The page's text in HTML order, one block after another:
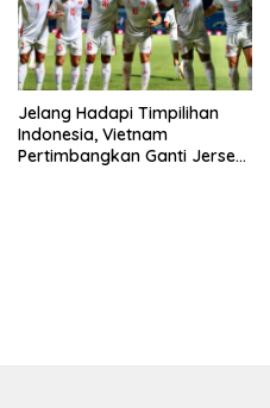
Jelang Hadapi Timpilihan
Indonesia, Vietnam
Pertimbangkan Ganti Jersey